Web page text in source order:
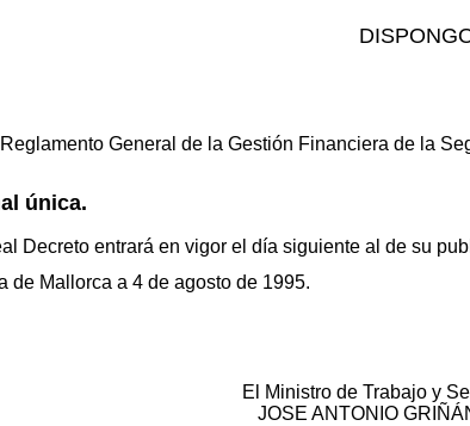
General de la Gestión Financiera de la
única.
Decreto entrará en vigor el día siguiente al de su
de Mallorca a 4 de agosto de 1995.
El Ministro de Trabajo y
JOSE ANTONIO